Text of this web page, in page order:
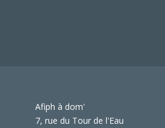
Afiph à dom'
7, rue du Tour de l'Eau